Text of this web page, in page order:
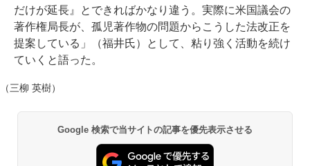
だけが延長』とできればかなり違う。実際に米国議会の
著作権局長が、孤児著作物の問題からこうした法改正を
提案している」（福井氏）として、粘り強く活動を続け
ていくと語った。
（三柳 英樹）
Google 検索で当サイトの記事を優先表示させる